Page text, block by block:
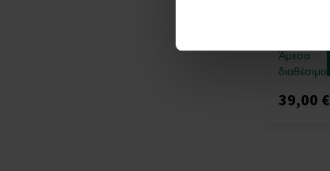
Άμεσα
διαθέσιμο
39,00 €